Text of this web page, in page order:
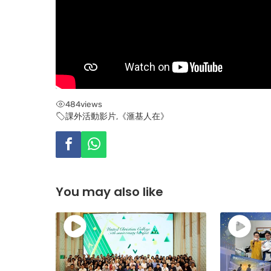
484views
課外活動影片, 《滙基人在》
You may also like